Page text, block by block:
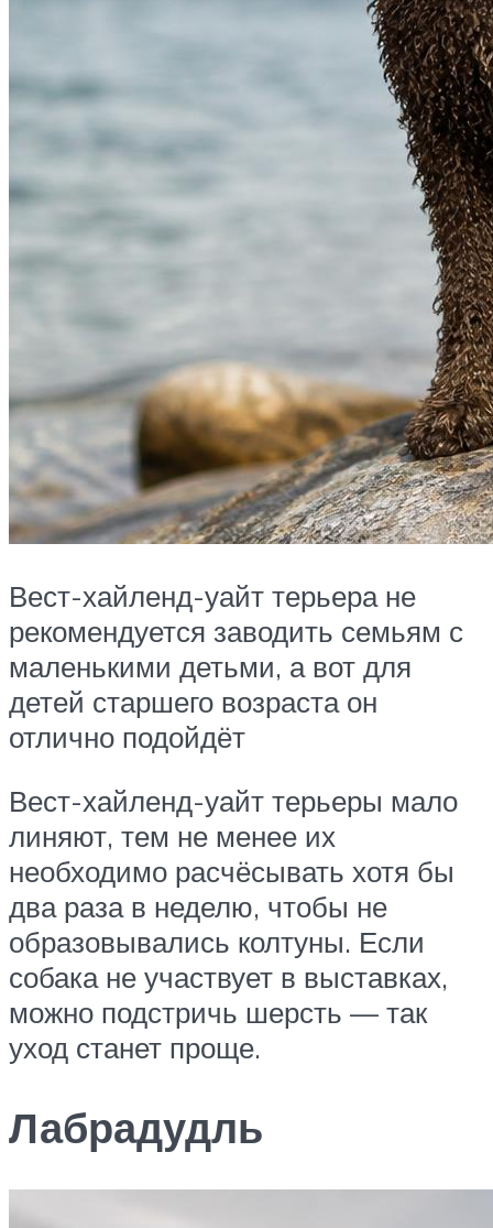
Вест-хайленд-уайт терьера не
рекомендуется заводить семьям с
маленькими детьми, а вот для
детей старшего возраста он
отлично подойдёт
Вест-хайленд-уайт терьеры мало
линяют, тем не менее их
необходимо расчёсывать хотя бы
два раза в неделю, чтобы не
образовывались колтуны. Если
собака не участвует в выставках,
можно подстричь шерсть — так
уход станет проще.
Лабрадудль